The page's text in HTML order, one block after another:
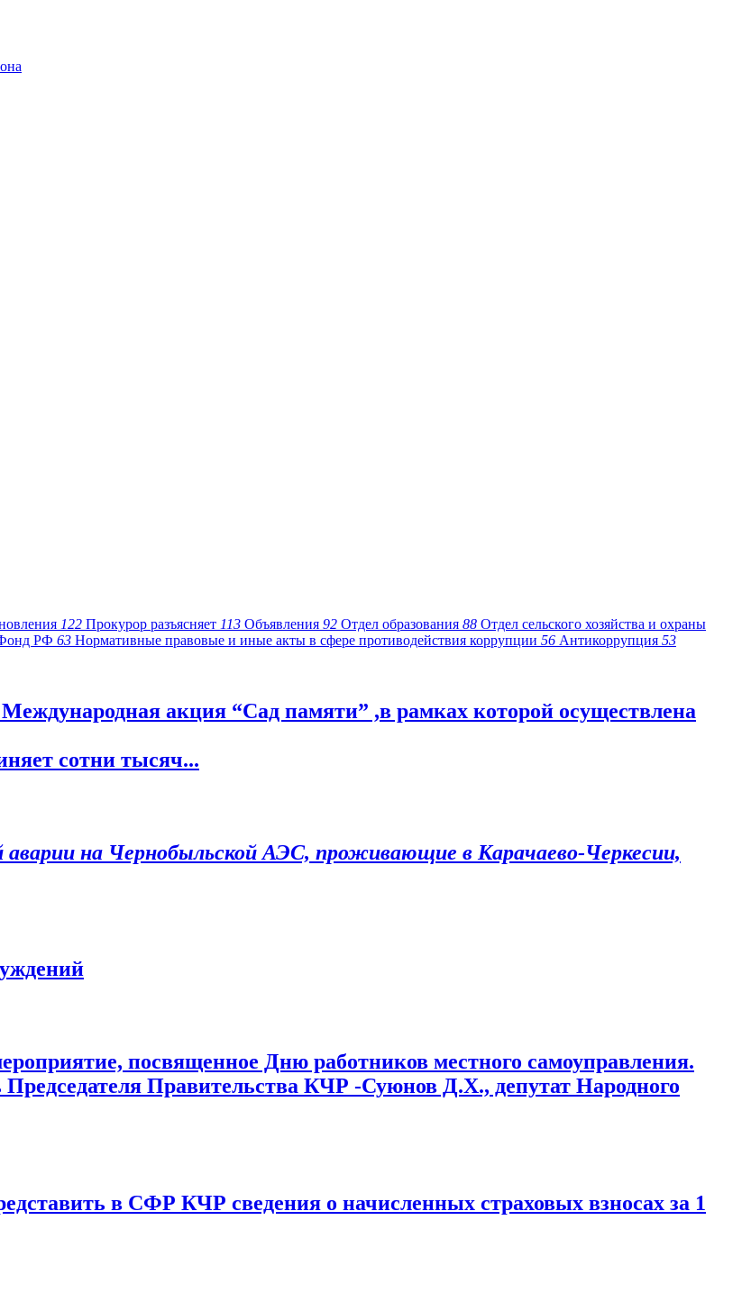
122 Прокурор разъясняет 113 Объявления 92 Отдел образования 88 Отдел сельского хозяйства и охраны
РФ 63 Нормативные правовые и иные акты в сфере противодействия коррупции 56 Антикоррупция 53
акция “Сад памяти” ,в рамках которой осуществлена
сотни тысяч...
аварии на Чернобыльской АЭС, проживающие в Карачаево-Черкесии,
посвященное Дню работников местного самоуправления.
Правительства КЧР -Суюнов Д.Х., депутат Народного
в СФР КЧР сведения о начисленных страховых взносах за 1